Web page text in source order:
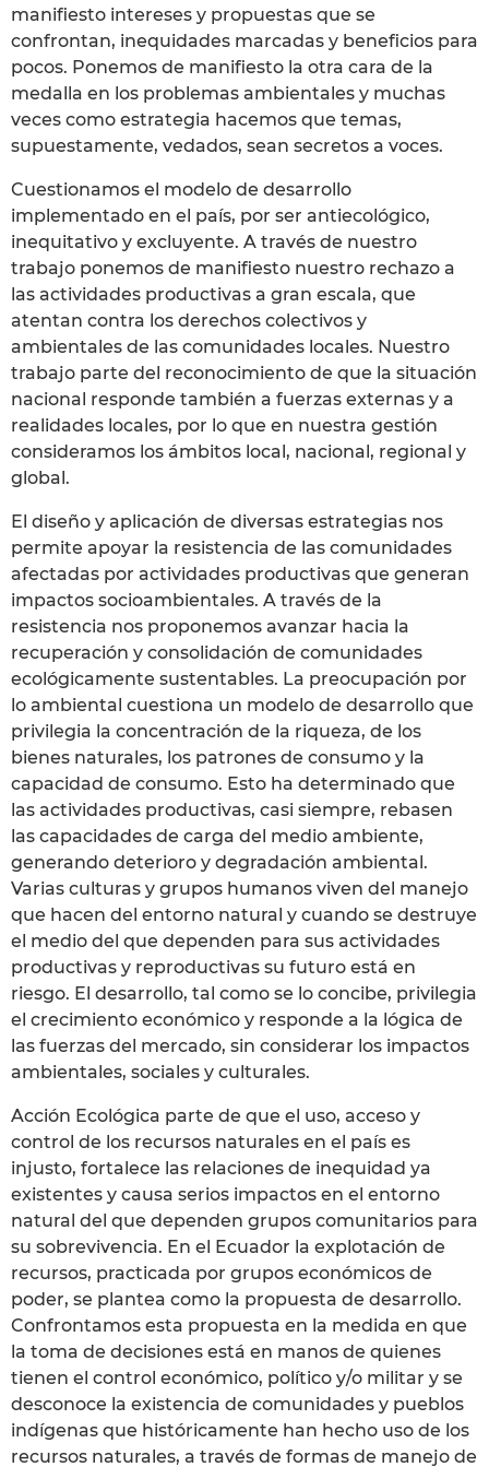
manifiesto intereses y propuestas que se
confrontan, inequidades marcadas y beneficios para
pocos. Ponemos de manifiesto la otra cara de la
medalla en los problemas ambientales y muchas
veces como estrategia hacemos que temas,
supuestamente, vedados, sean secretos a voces.
Cuestionamos el modelo de desarrollo
implementado en el país, por ser antiecológico,
inequitativo y excluyente. A través de nuestro
trabajo ponemos de manifiesto nuestro rechazo a
las actividades productivas a gran escala, que
atentan contra los derechos colectivos y
ambientales de las comunidades locales. Nuestro
trabajo parte del reconocimiento de que la situación
nacional responde también a fuerzas externas y a
realidades locales, por lo que en nuestra gestión
consideramos los ámbitos local, nacional, regional y
global.
El diseño y aplicación de diversas estrategias nos
permite apoyar la resistencia de las comunidades
afectadas por actividades productivas que generan
impactos socioambientales. A través de la
resistencia nos proponemos avanzar hacia la
recuperación y consolidación de comunidades
ecológicamente sustentables. La preocupación por
lo ambiental cuestiona un modelo de desarrollo que
privilegia la concentración de la riqueza, de los
bienes naturales, los patrones de consumo y la
capacidad de consumo. Esto ha determinado que
las actividades productivas, casi siempre, rebasen
las capacidades de carga del medio ambiente,
generando deterioro y degradación ambiental.
Varias culturas y grupos humanos viven del manejo
que hacen del entorno natural y cuando se destruye
el medio del que dependen para sus actividades
productivas y reproductivas su futuro está en
riesgo. El desarrollo, tal como se lo concibe, privilegia
el crecimiento económico y responde a la lógica de
las fuerzas del mercado, sin considerar los impactos
ambientales, sociales y culturales.
Acción Ecológica parte de que el uso, acceso y
control de los recursos naturales en el país es
injusto, fortalece las relaciones de inequidad ya
existentes y causa serios impactos en el entorno
natural del que dependen grupos comunitarios para
su sobrevivencia. En el Ecuador la explotación de
recursos, practicada por grupos económicos de
poder, se plantea como la propuesta de desarrollo.
Confrontamos esta propuesta en la medida en que
la toma de decisiones está en manos de quienes
tienen el control económico, político y/o militar y se
desconoce la existencia de comunidades y pueblos
indígenas que históricamente han hecho uso de los
recursos naturales, a través de formas de manejo de